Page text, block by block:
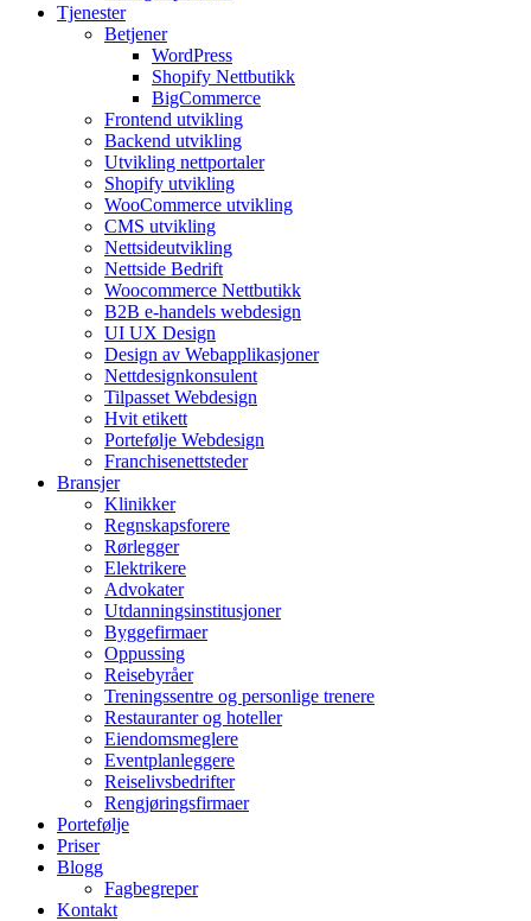
Tjenester
Betjener
WordPress
Shopify Nettbutikk
BigCommerce
Frontend utvikling
Backend utvikling
Utvikling nettportaler
Shopify utvikling
WooCommerce utvikling
CMS utvikling
Nettsideutvikling
Nettside Bedrift
Woocommerce Nettbutikk
B2B e-handels webdesign
UI UX Design
Design av Webapplikasjoner
Nettdesignkonsulent
Tilpasset Webdesign
Hvit etikett
Portefølje Webdesign
Franchisenettsteder
Bransjer
Klinikker
Regnskapsforere
Rørlegger
Elektrikere
Advokater
Utdanningsinstitusjoner
Byggefirmaer
Oppussing
Reisebyråer
Treningssentre og personlige trenere
Restauranter og hoteller
Eiendomsmeglere
Eventplanleggere
Reiselivsbedrifter
Rengjøringsfirmaer
Portefølje
Priser
Blogg
Fagbegreper
Kontakt